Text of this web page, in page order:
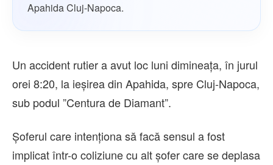
Apahida Cluj-Napoca.
Un accident rutier a avut loc luni dimineața, în jurul
orei 8:20, la ieșirea din Apahida, spre Cluj-Napoca,
sub podul ”Centura de Diamant”.
Șoferul care intenționa să facă sensul a fost
implicat într-o coliziune cu alt șofer care se deplasa